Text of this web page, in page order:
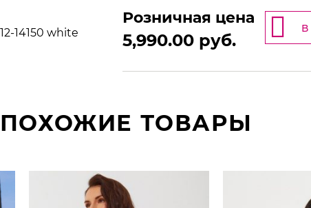
Розничная цена
5,990.00 руб.
14150 white
ПОХОЖИЕ ТОВАРЫ